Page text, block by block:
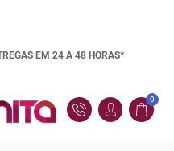
EM 24 A 48 HORAS*
0